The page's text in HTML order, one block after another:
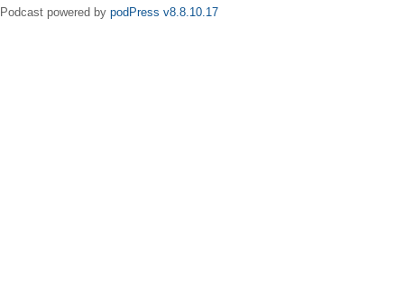
Podcast powered by podPress v8.8.10.17